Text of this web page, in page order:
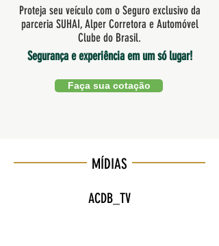
Proteja seu veículo com o Seguro exclusivo da
parceria SUHAI, Alper Corretora e Automóvel
Clube do Brasil.
Segurança e experiência em um só lugar!
Faça sua cotação
MÍDIAS
ACDB_TV